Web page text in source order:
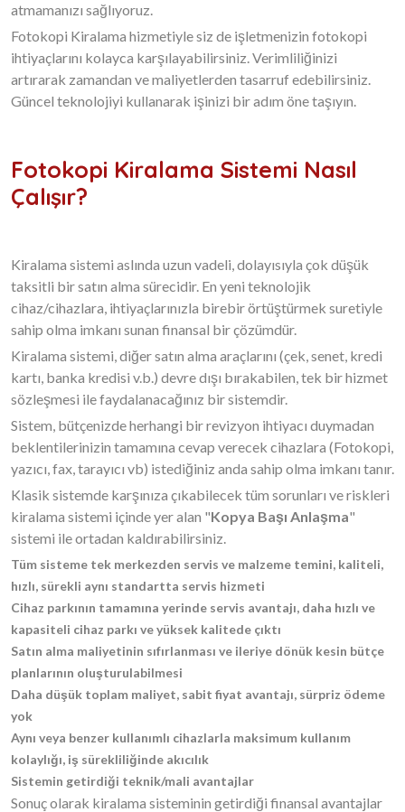
atmamanızı sağlıyoruz.
Fotokopi Kiralama hizmetiyle siz de işletmenizin fotokopi
ihtiyaçlarını kolayca karşılayabilirsiniz. Verimliliğinizi
artırarak zamandan ve maliyetlerden tasarruf edebilirsiniz.
Güncel teknolojiyi kullanarak işinizi bir adım öne taşıyın.
Fotokopi Kiralama Sistemi Nasıl
Çalışır?
Kiralama sistemi aslında uzun vadeli, dolayısıyla çok düşük
taksitli bir satın alma sürecidir. En yeni teknolojik
cihaz/cihazlara, ihtiyaçlarınızla birebir örtüştürmek suretiyle
sahip olma imkanı sunan finansal bir çözümdür.
Kiralama sistemi, diğer satın alma araçlarını (çek, senet, kredi
kartı, banka kredisi v.b.) devre dışı bırakabilen, tek bir hizmet
sözleşmesi ile faydalanacağınız bir sistemdir.
Sistem, bütçenizde herhangi bir revizyon ihtiyacı duymadan
beklentilerinizin tamamına cevap verecek cihazlara (Fotokopi,
yazıcı, fax, tarayıcı vb) istediğiniz anda sahip olma imkanı tanır.
Klasik sistemde karşınıza çıkabilecek tüm sorunları ve riskleri
kiralama sistemi içinde yer alan "Kopya Başı Anlaşma"
sistemi ile ortadan kaldırabilirsiniz.
Tüm sisteme tek merkezden servis ve malzeme temini, kaliteli,
hızlı, sürekli aynı standartta servis hizmeti
Cihaz parkının tamamına yerinde servis avantajı, daha hızlı ve
kapasiteli cihaz parkı ve yüksek kalitede çıktı
Satın alma maliyetinin sıfırlanması ve ileriye dönük kesin bütçe
planlarının oluşturulabilmesi
Daha düşük toplam maliyet, sabit fiyat avantajı, sürpriz ödeme
yok
Aynı veya benzer kullanımlı cihazlarla maksimum kullanım
kolaylığı, iş sürekliliğinde akıcılık
Sistemin getirdiği teknik/mali avantajlar
Sonuç olarak kiralama sisteminin getirdiği finansal avantajlar